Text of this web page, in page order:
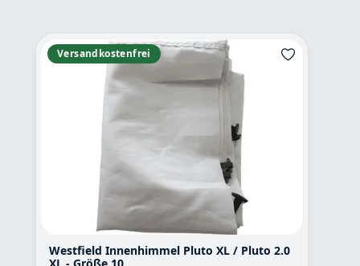
Versandkostenfrei
Westfield Innenhimmel Pluto XL / Pluto 2.0